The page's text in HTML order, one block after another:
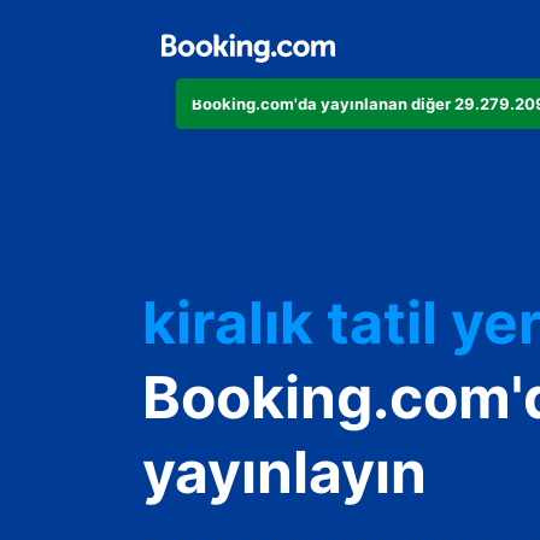
Booking.com'da yayınlanan diğer
kiralık tatil
Konukevinizi
Oda ve
yayınlayın